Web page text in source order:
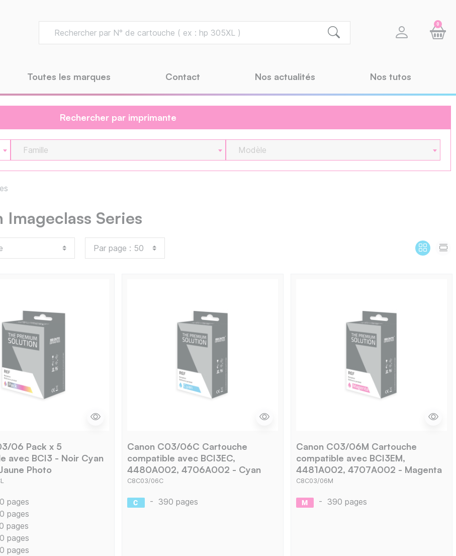
0
Toutes les marques Contact Nos actualités Nos tutos
Rechercher par imprimante
Famille Modèle
Imageclass Series
06 Pack x 5
avec BCI3 - Noir Cyan
Photo
pages
pages
pages
pages
pages
Canon C03/06C Cartouche
compatible avec BCI3EC,
4480A002, 4706A002 - Cyan
C8C03/06C
- 390 pages
Canon C03/06M Cartouche
compatible avec BCI3EM,
4481A002, 4707A002 - Magenta
C8C03/06M
- 390 pages